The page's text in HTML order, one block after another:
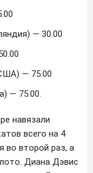
— 30.00
— 75.00
— 75.00.
навязали
всего на 4
во второй раз, а
Диана Дэвис